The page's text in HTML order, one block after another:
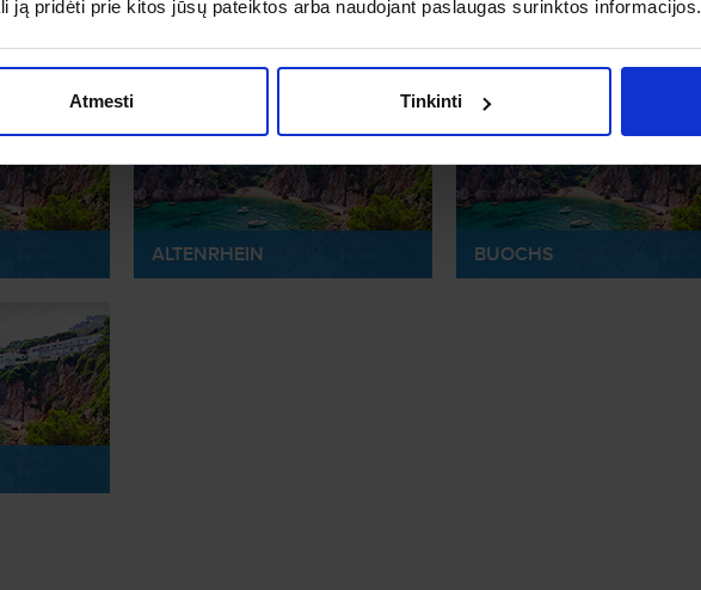
ją pridėti prie kitos jūsų pateiktos arba naudojant paslaugas surinktos informacijos.
Atmesti Tinkinti
ALTENRHEIN BUOCHS